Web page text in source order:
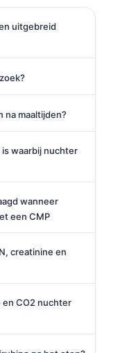
uitgebreid
na maaltijden?
waarbij nuchter
wanneer
een CMP
creatinine en
en CO2 nuchter